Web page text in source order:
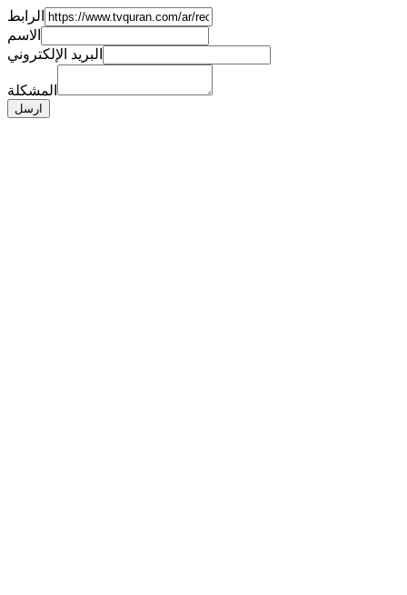
الرابط
الاسم
البريد الإلكتروني
المشكلة
ارسل